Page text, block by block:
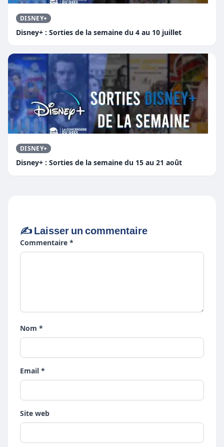
DISNEY+
Disney+ : Sorties de la semaine du 4 au 10 juillet
DISNEY+
Disney+ : Sorties de la semaine du 15 au 21 août
✍️ Laisser un commentaire
Commentaire *
Nom *
Email *
Site web